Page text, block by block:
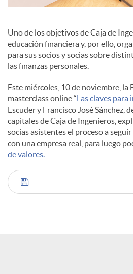
l
e
s
Uno de los objetivos de Caja de
educación financiera y, por ello,
para sus socios y socias sobre
las finanzas personales.
Este miércoles, 10 de noviembre, la
masterclass online “Las claves para
Escuder y Francisco José Sánchez,
capitales de Caja de Ingenieros,
socias asistentes el proceso a
con una empresa real, para luego
de valores.
C